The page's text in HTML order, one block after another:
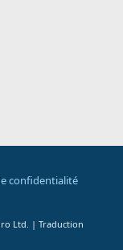
confidentialité
Ltd. | Traduction